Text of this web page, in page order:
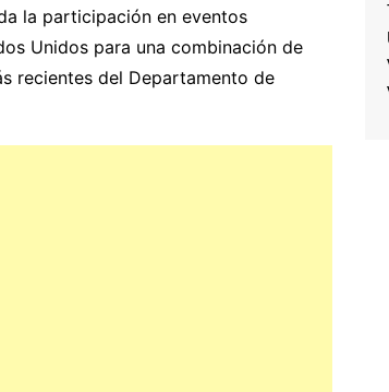
la participación en eventos
Unidos para una combinación de
recientes del Departamento de